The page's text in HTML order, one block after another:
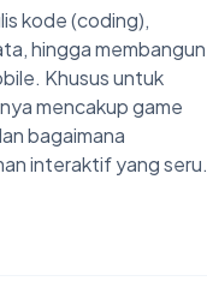
kode (coding),
hingga membangun
Khusus untuk
mencakup game
bagaimana
interaktif yang seru.